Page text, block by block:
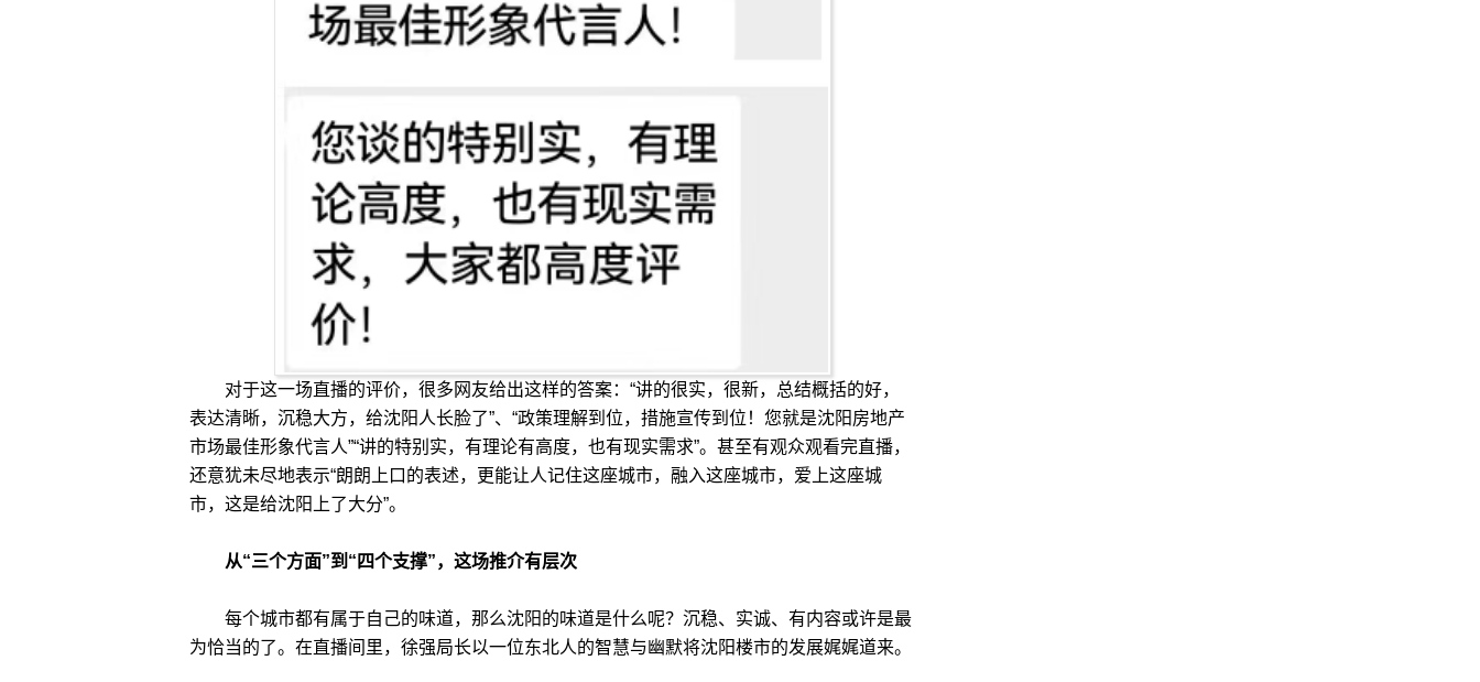
对于这一场直播的评价，很多网友给出这样的答案：“讲的很实，很新，总结概括的好，
表达清晰，沉稳大方，给沈阳人长脸了”、“政策理解到位，措施宣传到位！您就是沈阳房地产
市场最佳形象代言人”“讲的特别实，有理论有高度，也有现实需求”。甚至有观众观看完直播，
还意犹未尽地表示“朗朗上口的表述，更能让人记住这座城市，融入这座城市，爱上这座城
市，这是给沈阳上了大分”。
从“三个方面”到“四个支撑”，这场推介有层次
每个城市都有属于自己的味道，那么沈阳的味道是什么呢？沉稳、实诚、有内容或许是最
为恰当的了。在直播间里，徐强局长以一位东北人的智慧与幽默将沈阳楼市的发展娓娓道来。